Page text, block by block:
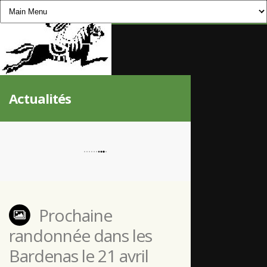
CHEVAUCHÉE
Actualités
Prochaine
randonnée dans les
Bardenas le 21 avril